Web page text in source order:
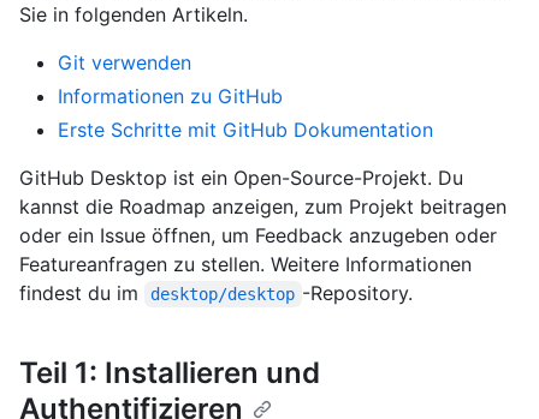
Sie in folgenden Artikeln.
Git verwenden
Informationen zu GitHub
Erste Schritte mit GitHub Dokumentation
GitHub Desktop ist ein Open-Source-Projekt. Du
kannst die Roadmap anzeigen, zum Projekt beitragen
oder ein Issue öffnen, um Feedback anzugeben oder
Featureanfragen zu stellen. Weitere Informationen
findest du im
desktop/desktop -Repository.
Teil 1: Installieren und
Authentifizieren